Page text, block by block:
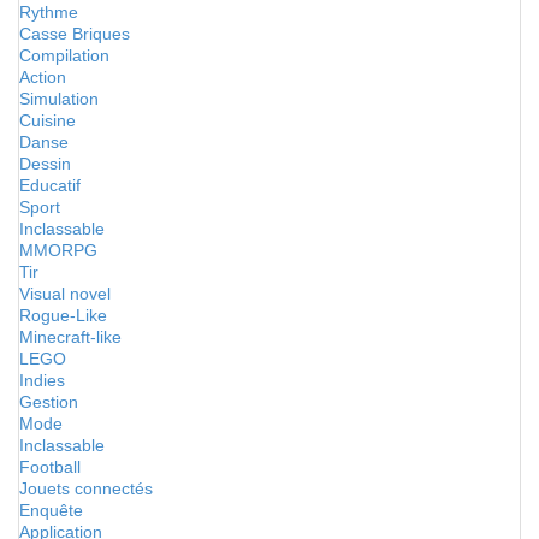
Rythme
Casse Briques
Compilation
Action
Simulation
Cuisine
Danse
Dessin
Educatif
Sport
Inclassable
MMORPG
Tir
Visual novel
Rogue-Like
Minecraft-like
LEGO
Indies
Gestion
Mode
Inclassable
Football
Jouets connectés
Enquête
Application